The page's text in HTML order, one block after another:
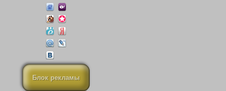
Блок рекламы